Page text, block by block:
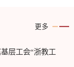
更多
层工会“浙教工